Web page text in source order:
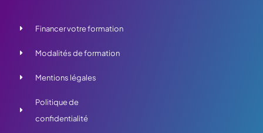
Financer votre formation
Modalités de formation
Mentions légales
Politique de
confidentialité